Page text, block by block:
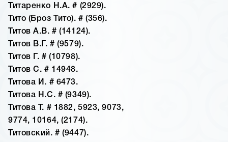
Титаренко Н.А. # (2929).
Тито (Броз Тито). # (356).
Титов А.В. # (14124).
Титов В.Г. # (9579).
Титов Г. # (10798).
Титов С. # 14948.
Титова И. # 6473.
Титова Н.С. # (9349).
Титова Т. # 1882, 5923, 9073,
9774, 10164, (2174).
Титовский. # (9447).